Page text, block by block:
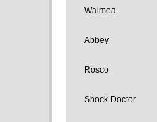
Waimea
Abbey
Rosco
Shock Doctor